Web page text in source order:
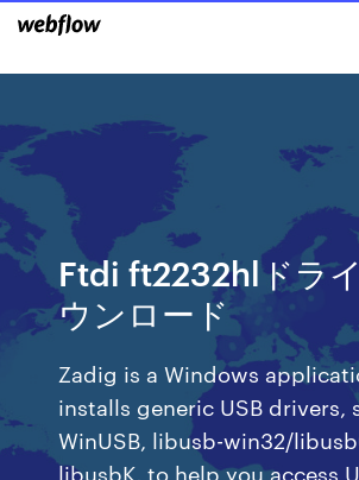
Ftdi ft2232hlドラ
ウンロード
Zadig is a Windows
installs generic USB drivers,
WinUSB, libusb-win32/
libusbK, to help you access